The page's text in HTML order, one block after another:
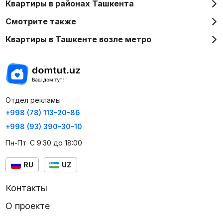
Квартиры в районах Ташкента
Смотрите также
Квартиры в Ташкенте возле метро
Отдел рекламы
+998 (78) 113-20-86
+998 (93) 390-30-10
Пн-Пт. С 9:30 до 18:00
RU UZ
Контакты
О проекте